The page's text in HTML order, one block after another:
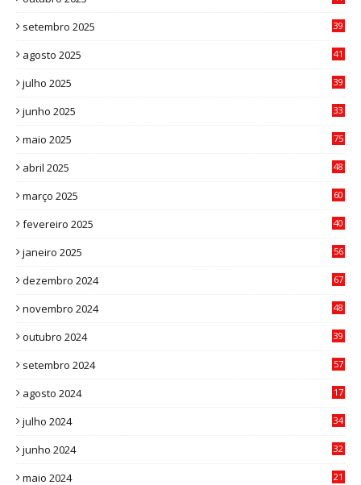
setembro 2025
39
agosto 2025
41
julho 2025
39
junho 2025
33
maio 2025 75
abril 2025
48
março 2025
60
fevereiro 2025
40
janeiro 2025
56
dezembro 2024
67
novembro 2024
48
outubro 2024
39
setembro 2024
57
agosto 2024
17
julho 2024
34
junho 2024
32
maio 2024
21